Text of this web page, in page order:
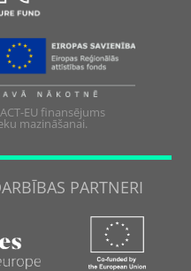
EU finansējums
mazināšanai.
PARTNERI